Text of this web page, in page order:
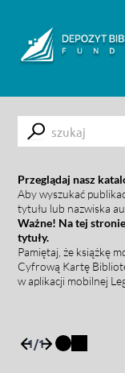
Submit
Przeglądaj nasz
Aby wyszukać
tytułu lub nazwiska
Ważne! Na tej
tytuły.
Pamiętaj, że książkę
Cyfrową Kartę
w aplikacji mobilnej
1/1